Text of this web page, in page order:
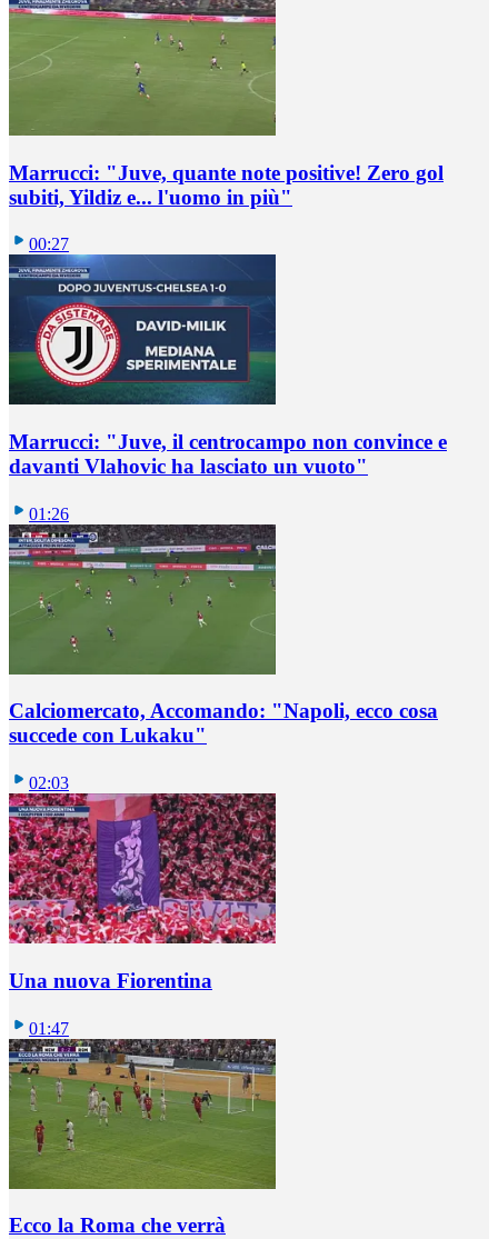
Marrucci: "Juve, quante note positive! Zero gol
subiti, Yildiz e... l'uomo in più"
00:27
Marrucci: "Juve, il centrocampo non convince e
davanti Vlahovic ha lasciato un vuoto"
01:26
Calciomercato, Accomando: "Napoli, ecco cosa
succede con Lukaku"
02:03
Una nuova Fiorentina
01:47
Ecco la Roma che verrà